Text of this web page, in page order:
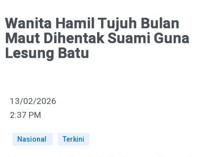
Wanita Hamil Tujuh Bulan
Maut Dihentak Suami Guna
Lesung Batu
13/02/2026
2:37 PM
Nasional Terkini